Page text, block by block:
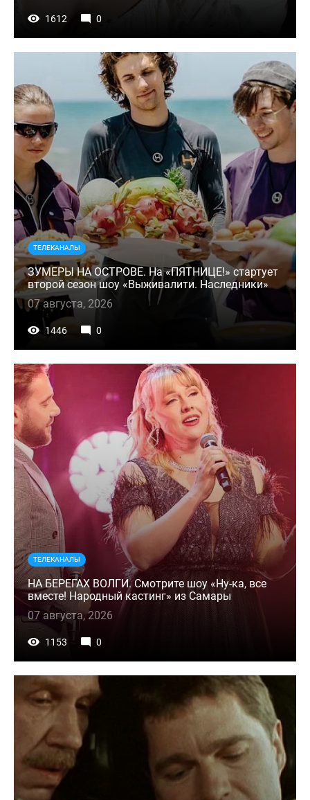
1612 0
ТЕЛЕКАНАЛЫ
ЗУМЕРЫ НА ОСТРОВЕ. На «ПЯТНИЦЕ!» стартует
второй сезон шоу «Выживалити. Наследники»
07 августа, 2026
1446 0
ТЕЛЕКАНАЛЫ
НА БЕРЕГАХ ВОЛГИ. Смотрите шоу «Ну-ка, все
вместе! Народный кастинг» из Самары
07 августа, 2026
1153 0